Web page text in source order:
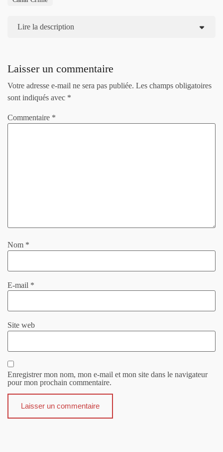
Lire la description
Laisser un commentaire
Votre adresse e-mail ne sera pas publiée. Les champs obligatoires
sont indiqués avec *
Commentaire *
Nom *
E-mail *
Site web
Enregistrer mon nom, mon e-mail et mon site dans le navigateur
pour mon prochain commentaire.